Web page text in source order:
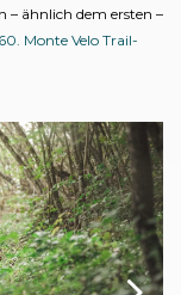
– ähnlich dem ersten –
Monte Velo Trail-